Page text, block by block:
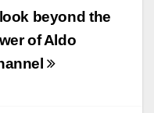
beyond the
of Aldo